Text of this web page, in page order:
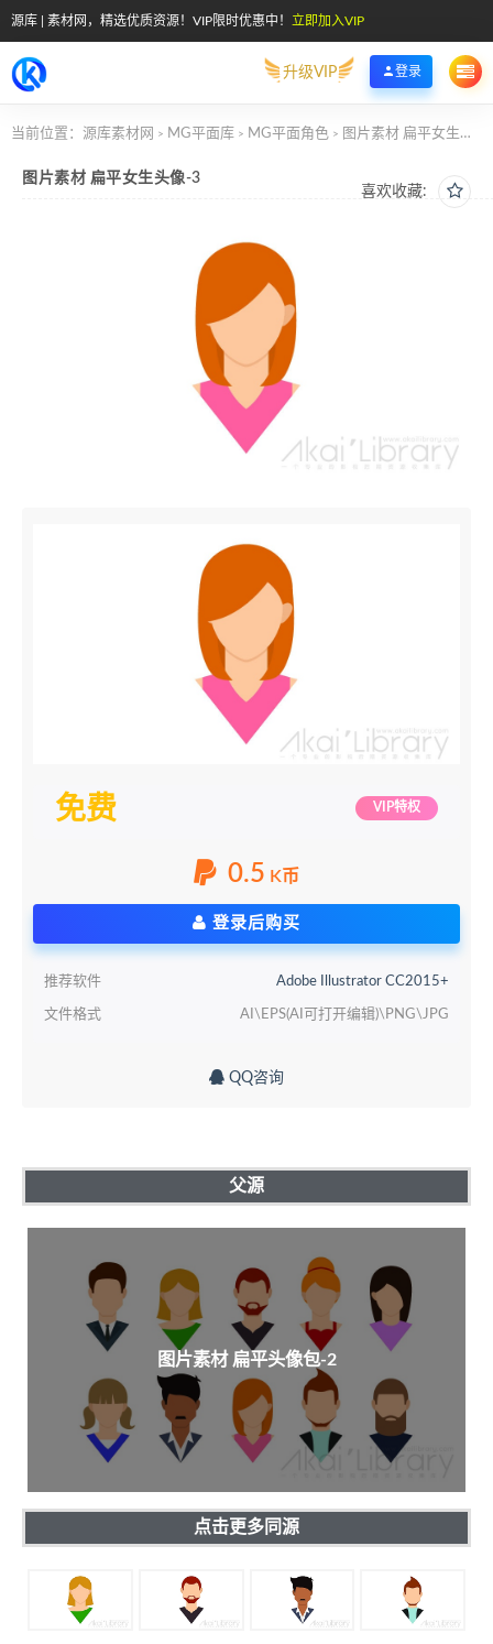
源库 | 素材网，精选优质资源！VIP限时优惠中！ 立即加入VIP
升级VIP 登录
当前位置： 源库素材网 > MG平面库 > MG平面角色 > 图片素材 扁平女生头像-3
喜欢收藏:
图片素材 扁平女生头像-3
免费 VIP特权
0.5 K币
登录后购买
推荐软件 Adobe Illustrator CC2015+
文件格式 AI\EPS(AI可打开编辑)\PNG\JPG
QQ咨询
父源
图片素材 扁平头像包-2
点击更多同源